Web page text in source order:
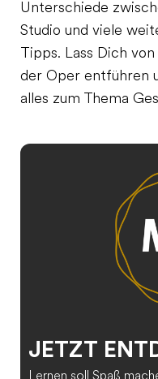
Unterschiede
Studio und viele
Tipps. Lass Dich
der Oper entführen
alles zum Thema
JETZT